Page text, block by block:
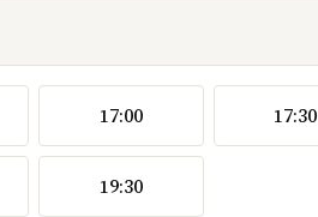
17:00 17:30
19:30